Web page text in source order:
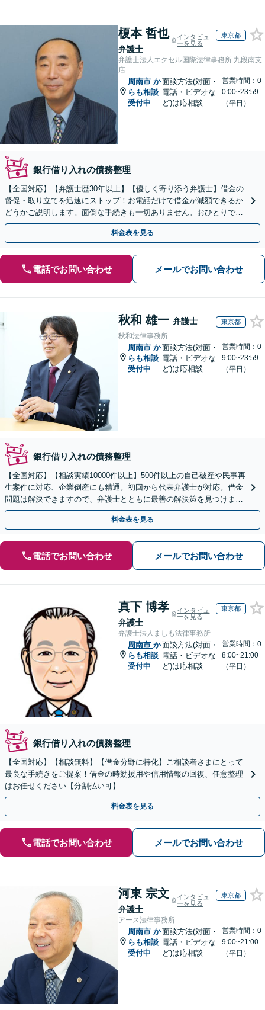
榎本 哲也
弁護士
インタビュ
ーを見る
東京都
弁護士法人エクセル国際法律事務所 九段南支
店
周南市 か
らも相談
受付中
面談方法(対面・
電話・ビデオな
ど)は応相談
営業時間：0
0:00~23:59
（平日）
銀行借り入れの債務整理
【全国対応】【弁護士歴30年以上】【優しく寄り添う弁護士】借金の
督促・取り立てを迅速にストップ！お電話だけで借金が減額できるか
どうかご説明します。面倒な手続きも一切ありません。おひとりで悩
まず、お気軽にご相談ください。【電話相談可】
料金表を見る
電話でお問い合わせ メールでお問い合わせ
秋和 雄一 弁護士 東京都
秋和法律事務所
周南市 か
らも相談
受付中
面談方法(対面・
電話・ビデオな
ど)は応相談
営業時間：0
9:00~23:59
（平日）
銀行借り入れの債務整理
【全国対応】【相談実績10000件以上】500件以上の自己破産や民事再
生案件に対応、企業倒産にも精通。初回から代表弁護士が対応。借金
問題は解決できますので、弁護士とともに最善の解決策を見つけまし
ょう【初回相談無料】【法テラス利用可】
料金表を見る
電話でお問い合わせ メールでお問い合わせ
真下 博孝
弁護士
インタビュ
ーを見る
東京都
弁護士法人ましも法律事務所
周南市 か
らも相談
受付中
面談方法(対面・
電話・ビデオな
ど)は応相談
営業時間：0
8:00~21:00
（平日）
銀行借り入れの債務整理
【全国対応】【相談無料】【借金分野に特化】ご相談者さまにとって
最良な手続きをご提案！借金の時効援用や信用情報の回復、任意整理
はお任せください【分割払い可】
料金表を見る
電話でお問い合わせ メールでお問い合わせ
河東 宗文
弁護士
インタビュ
ーを見る
東京都
アース法律事務所
周南市 か
らも相談
受付中
面談方法(対面・
電話・ビデオな
ど)は応相談
営業時間：0
9:00~21:00
（平日）